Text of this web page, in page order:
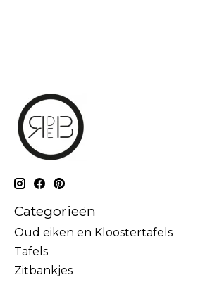
Categorieën
Oud eiken en Kloostertafels
Tafels
Zitbankjes